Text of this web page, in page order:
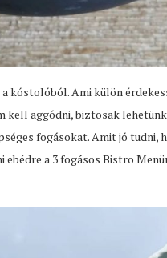
kóstolóból. Ami külön
kell aggódni, biztosak
fogásokat. Amit jó tudni,
a 3 fogásos Bistro